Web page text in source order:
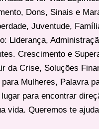
Dons, Sinais e
Juventude,
Liderança,
Crescimento e
da Crise, Soluções
Mulheres, Palavra
para encontrar
vida. Queremos te